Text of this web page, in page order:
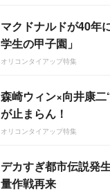
マクドナルドが40年
学生の甲子園」
オリコンタイアップ特集
森崎ウィン×向井康
が止まらん！
オリコンタイアップ特集
デカすぎ都市伝説発
量作戦再来